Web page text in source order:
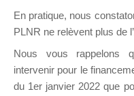
En pratique, nous
PLNR ne relèvent plus de
Nous vous rappelons
intervenir pour le
du 1er janvier 2022 que